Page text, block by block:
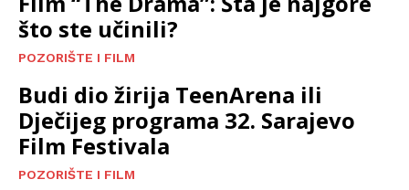
što ste učinili?
POZORIŠTE I FILM
Budi dio žirija TeenArena ili
Dječijeg programa 32. Sarajevo
Film Festivala
POZORIŠTE I FILM